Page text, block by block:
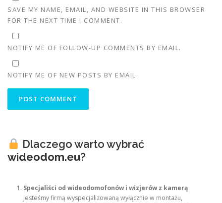
SAVE MY NAME, EMAIL, AND WEBSITE IN THIS BROWSER
FOR THE NEXT TIME I COMMENT.
NOTIFY ME OF FOLLOW-UP COMMENTS BY EMAIL.
NOTIFY ME OF NEW POSTS BY EMAIL.
Dlaczego warto wybrać
wideodom.eu?
Specjaliści od wideodomofonów i wizjerów z kamerą
Jesteśmy firmą wyspecjalizowaną wyłącznie w montażu,